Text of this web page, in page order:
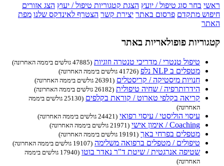
ראשי בחר סוג טיפול / יועץ הצגת קטגוריות טיפול / יעוץ הצג אזורים
חיפוש מתקדם פרסום באתר יצירת קשר הצטרף לאינדקס שלנו מפת
האתר
קטגוריות פופולאריות באתר
טיפול טנטרי / מדריכי טנטרה וזוגיות (47885 גולשים ביממה האחרונה)
מטפלים ב NLP נלפ (41726 גולשים ביממה האחרונה)
חנויות מיסטיקה / קריסטלים (26391 גולשים ביממה האחרונה)
הידרותרפיה / שחיה טיפולית (26182 גולשים ביממה האחרונה)
קריאה בקלפי טארוט / קוראת בקלפים
(25130 גולשים ביממה
האחרונה)
עיסוי הוליסטי / עיסוי רפואי (24421 גולשים ביממה האחרונה)
Coaching / אימון אישי (21971 גולשים ביממה האחרונה)
מטפלים בפרחי באך (19191 גולשים ביממה האחרונה)
טיפולים / מטפלים ברפואה משלימה (19107 גולשים ביממה האחרונה)
שטיפה אנרגטית / שיטת ד"ר נאדר בוטו
(17940 גולשים ביממה
האחרונה)